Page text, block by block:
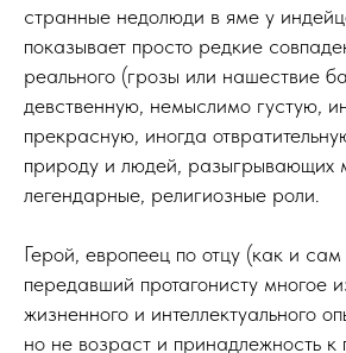
странные недолюди в яме у
показывает просто редкие
реального (грозы или нашествие
девственную, немыслимо густую,
прекрасную, иногда
природу и людей, разыгрывающих
легендарные, религиозные роли.
Герой, европеец по отцу (как и сам
передавший протагонисту многое
жизненного и интеллектуального
но не возраст и принадлежность к